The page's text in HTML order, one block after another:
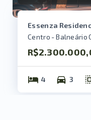
Essenza
Centro - Balneário
4 3